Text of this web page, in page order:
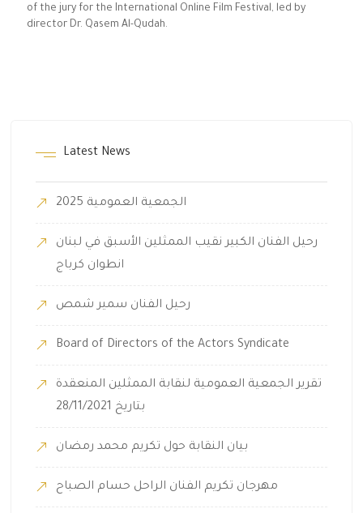
of the jury for the International Online Film Festival, led by
director Dr. Qasem Al-Qudah.
Latest News
الجمعية العمومية 2025
رحيل الفنان الكبير نقيب الممثلين الأسبق في لبنان
انطوان كرباج
رحيل الفنان سمير شمص
Board of Directors of the Actors Syndicate
تقرير الجمعية العمومية لنقابة الممثلين المنعقدة
بتاريخ 28/11/2021
بيان النقابة حول تكريم محمد رمضان
مهرجان تكريم الفنان الراحل حسام الصباح